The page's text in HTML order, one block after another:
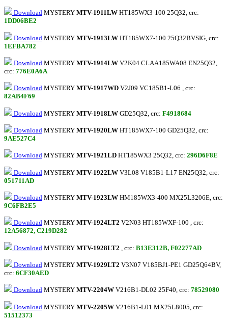
Download MYSTERY MTV-1911LW HT185WX3-100 25Q32, crc:
1DD06BE2
Download MYSTERY MTV-1913LW HT185WX7-100 25Q32BVSIG, crc:
1EFBA782
Download MYSTERY MTV-1914LW V2K04 CLAA185WA08 EN25Q32,
crc: 776E0A6A
Download MYSTERY MTV-1917WD V2J09 VC185B1-L06 , crc:
82AB4F69
Download MYSTERY MTV-1918LW GD25Q32, crc: F4918684
Download MYSTERY MTV-1920LW HT185WX7-100 GD25Q32, crc:
9AE527C4
Download MYSTERY MTV-1921LD HT185WX3 25Q32, crc: 296D6F8E
Download MYSTERY MTV-1922LW V3L08 V185B1-L17 EN25Q32, crc:
051711AD
Download MYSTERY MTV-1923LW HM185WX3-400 MX25L3206E, crc:
9C6FB2E5
Download MYSTERY MTV-1924LT2 V2N03 HT185WXF-100 , crc:
12A56872, C219D282
Download MYSTERY MTV-1928LT2 , crc: B13E312B, F02277AD
Download MYSTERY MTV-1929LT2 V3N07 V185BJ1-PE1 GD25Q64BV,
crc: 6CF30AED
Download MYSTERY MTV-2204W V216B1-DL02 25F40, crc: 78529080
Download MYSTERY MTV-2205W V216B1-L01 MX25L8005, crc:
51512373